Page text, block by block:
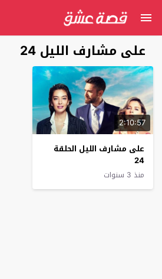
على مشارف الليل 24
2:10:57
على مشارف الليل الحلقة
24
منذ 3 سنوات